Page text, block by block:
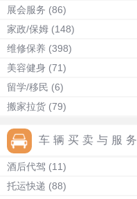
展会服务 (86)
家政/保姆 (148)
维修保养 (398)
美容健身 (71)
留学/移民 (6)
搬家拉货 (79)
车辆买卖与服务
酒后代驾 (11)
托运快递 (88)